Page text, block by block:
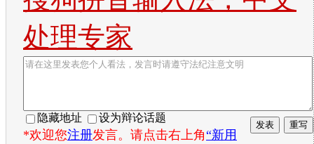
处理专家
隐藏地址 设为辩论话题
*欢迎您注册发言。请点击右上角“新用